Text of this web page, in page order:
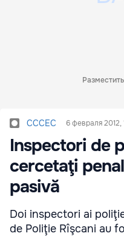
CCCEC 6 февраля 2012,
Inspectori de
cercetaţi
pasivă
Doi inspectori ai
de Poliţie Rîşcani au